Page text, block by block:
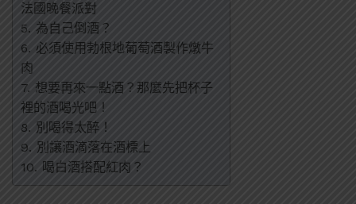
法國晚餐派對
5. 為自己倒酒？
6. 必須使用勃根地葡萄酒製作燉牛
肉
7. 想要再來一點酒？那麼先把杯子
裡的酒喝光吧！
8. 別喝得太醉！
9. 別讓酒滴落在酒標上
10. 喝白酒搭配紅肉？